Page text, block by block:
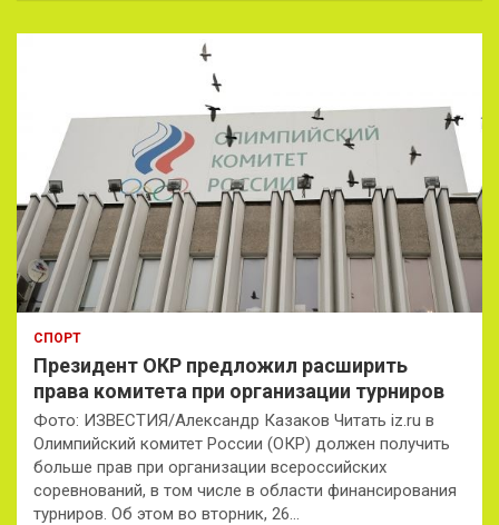
СПОРТ
Президент ОКР предложил расширить
права комитета при организации турниров
Фото: ИЗВЕСТИЯ/Александр Казаков Читать iz.ru в
Олимпийский комитет России (ОКР) должен получить
больше прав при организации всероссийских
соревнований, в том числе в области финансирования
турниров. Об этом во вторник, 26…